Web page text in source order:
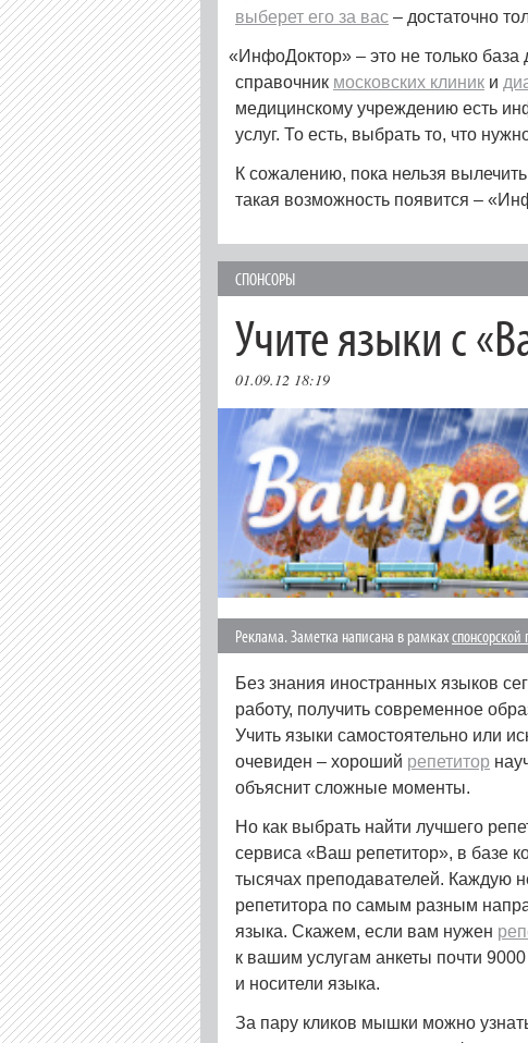
выберет его за вас – достаточно
«ИнфоДоктор» – это не только
справочник московских клиник и
медицинскому учреждению есть
услуг. То есть, выбрать то, что
К сожалению, пока нельзя
такая возможность появится –
СПОНСОРЫ
Учите языки с
01.09.12 18:19
Реклама. Заметка написана в рамках
Без знания иностранных языков
работу, получить современное
Учить языки самостоятельно или
очевиден – хороший репетитор
объяснит сложные моменты.
Но как выбрать найти лучшего
сервиса «Ваш репетитор», в базе
тысячах преподавателей. Каждую
репетитора по самым разным
языка. Скажем, если вам нужен
к вашим услугам анкеты почти
и носители языка.
За пару кликов мышки можно